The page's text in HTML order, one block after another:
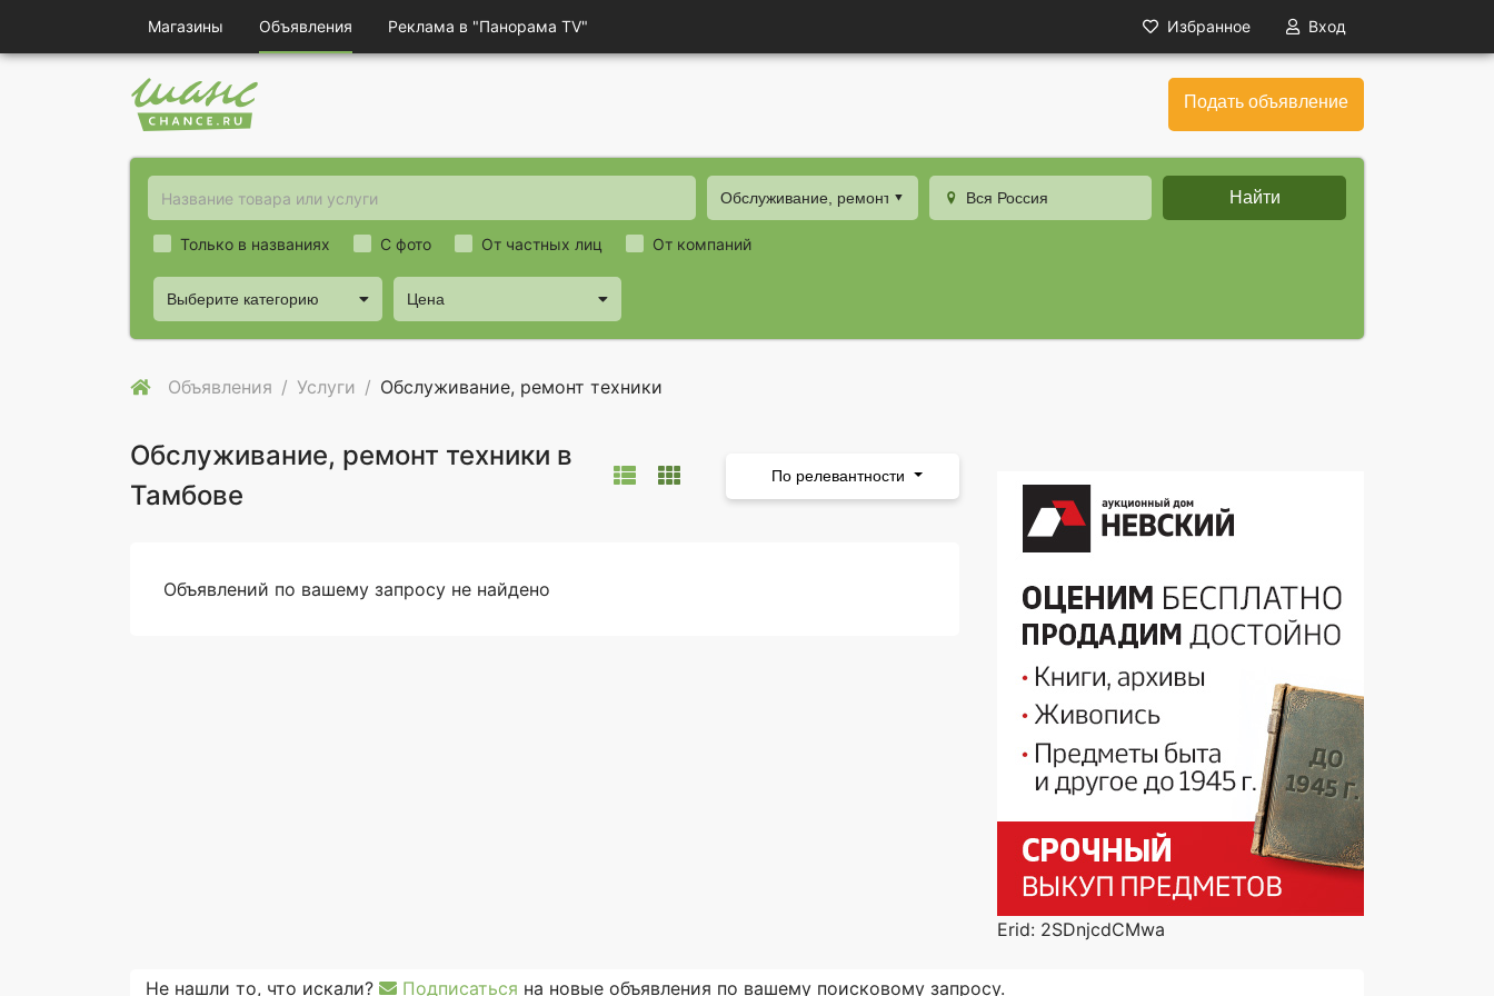
Магазины Объявления Реклама в "Панорама TV" Избранное Вход
Подать объявление
Обслуживание, ремонт техники Вся Россия Найти
Только в названиях
Выберите категорию Цена
С фото От частных лиц От компаний
Объявления Услуги Обслуживание, ремонт техники
Обслуживание, ремонт техники в
Тамбове
По релевантности
Объявлений по вашему запросу не найдено
Erid: 2SDnjcdCMwa
Не нашли то, что искали? Подписаться на новые объявления по вашему поисковому запросу.